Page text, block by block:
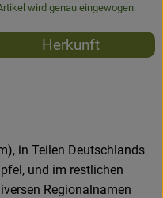
wird genau eingewogen.
Herkunft
in Teilen Deutschlands
und im restlichen
Regionalnamen